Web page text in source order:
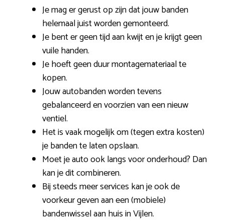
Je mag er gerust op zijn dat jouw banden
helemaal juist worden gemonteerd.
Je bent er geen tijd aan kwijt en je krijgt geen
vuile handen.
Je hoeft geen duur montagemateriaal te
kopen.
Jouw autobanden worden tevens
gebalanceerd en voorzien van een nieuw
ventiel.
Het is vaak mogelijk om (tegen extra kosten)
je banden te laten opslaan.
Moet je auto ook langs voor onderhoud? Dan
kan je dit combineren.
Bij steeds meer services kan je ook de
voorkeur geven aan een (mobiele)
bandenwissel aan huis in Vijlen.